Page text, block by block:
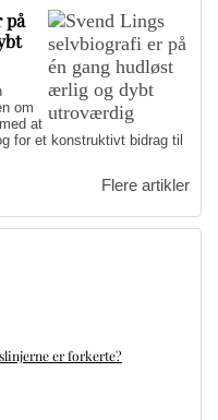
på
om
at
for et konstruktivt bidrag til
Flere artikler
er forkerte?